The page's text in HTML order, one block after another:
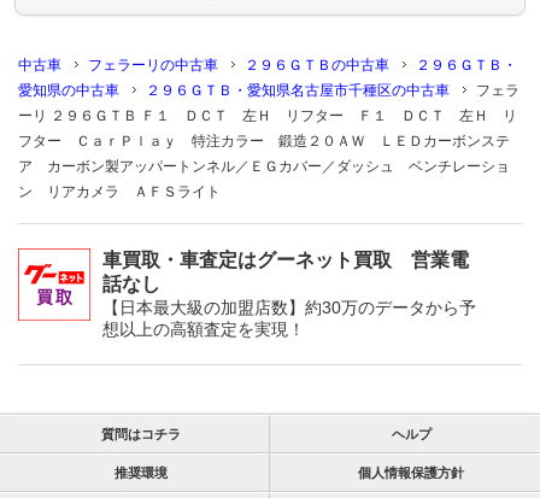
中古車 フェラーリの中古車 ２９６ＧＴＢの中古車
２９６ＧＴＢ・
愛知県の中古車
２９６ＧＴＢ・愛知県名古屋市千種区の中古車
フェラ
ーリ ２９６ＧＴＢ Ｆ１ ＤＣＴ 左Ｈ リフター Ｆ１ ＤＣＴ 左Ｈ リ
フター ＣａｒＰｌａｙ 特注カラー 鍛造２０ＡＷ ＬＥＤカーボンステ
ア カーボン製アッパートンネル／ＥＧカバー／ダッシュ ベンチレーショ
ン リアカメラ ＡＦＳライト
車買取・車査定はグーネット買取 営業電
話なし
【日本最大級の加盟店数】約30万のデータから予
想以上の高額査定を実現！
質問はコチラ ヘルプ
推奨環境 個人情報保護方針